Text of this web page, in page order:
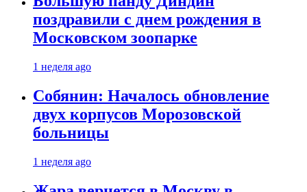
поздравили с днем рождения в
Московском зоопарке
1 неделя ago
Собянин: Началось обновление
двух корпусов Морозовской
больницы
1 неделя ago